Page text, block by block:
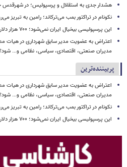
هشدار جدی به استقلال و پرسپولیس؛ در شهرقدس
نکونام در تراکتور بمب می‌ترکاند؛ رامین به
این پرسپولیسی بیخیال ایران نمی‌شود؛ ۷۰۰ هزار دلاری بدهید تا بروم!
اعتراض به عضویت مدیر سابق شهرداری در هیات
مدیران صنعتی، اقتصادی، سیاسی، نظامی و...
پربیننده‌ترین
اعتراض به عضویت مدیر سابق شهرداری در هیات
مدیران صنعتی، اقتصادی، سیاسی، نظامی و...
نکونام در تراکتور بمب می‌ترکاند؛ رامین به
این پرسپولیسی بیخیال ایران نمی‌شود؛ ۷۰۰ هزار دلاری بدهید تا بروم!